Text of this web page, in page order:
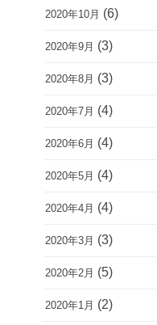
2020年10月 (6)
2020年9月 (3)
2020年8月 (3)
2020年7月 (4)
2020年6月 (4)
2020年5月 (4)
2020年4月 (4)
2020年3月 (3)
2020年2月 (5)
2020年1月 (2)